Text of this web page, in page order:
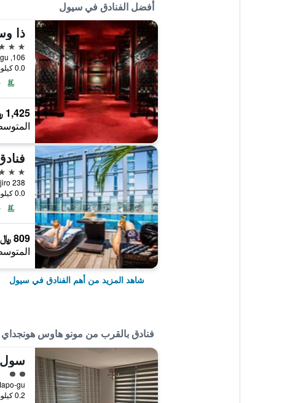
أفضل الفنادق في سيول
ذا
5 نجوم
106, Sogong-ro, Jung-gu, سيول, كوريا الجنوبية
0.0 كيلومتر عن وسط المدينة
1,425 ﷼
5 نجوم
238 Euljiro, سيول, كوريا الجنوبية
0.0 كيلومتر عن وسط المدينة
809 ﷼
شاهد المزيد من أهم الفنادق في سيول
فنادق بالقرب من مونو هاوس هونجداي
تقييم
0.2 كيلومتر عن وسط المدينة